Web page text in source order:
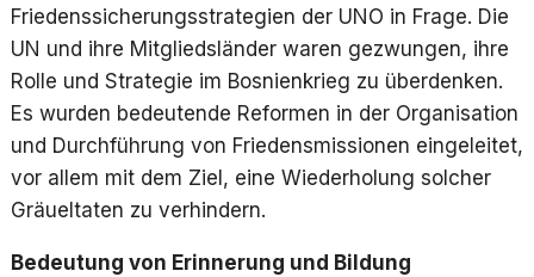
Friedenssicherungsstrategien der UNO in Frage. Die
UN und ihre Mitgliedsländer waren gezwungen, ihre
Rolle und Strategie im Bosnienkrieg zu überdenken.
Es wurden bedeutende Reformen in der Organisation
und Durchführung von Friedensmissionen eingeleitet,
vor allem mit dem Ziel, eine Wiederholung solcher
Gräueltaten zu verhindern.
Bedeutung von Erinnerung und Bildung